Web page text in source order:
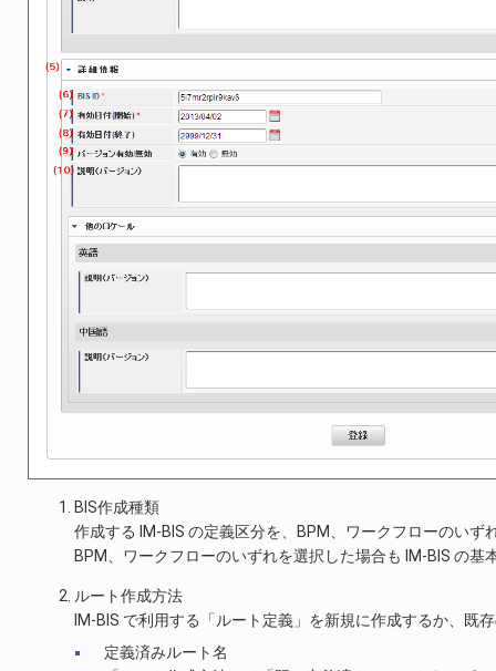
BIS作成種類
作成する IM-BIS の定義区分を、BPM、ワークフローのいず
BPM、ワークフローのいずれを選択した場合も IM-BIS の
ルート作成方法
IM-BIS で利用する「ルート定義」を新規に作成するか、既
定義済みルート名